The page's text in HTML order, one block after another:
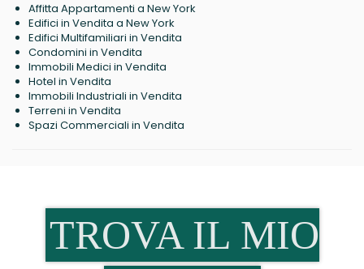
Affitta Appartamenti a New York
Edifici in Vendita a New York
Edifici Multifamiliari in Vendita
Condomini in Vendita
Immobili Medici in Vendita
Hotel in Vendita
Immobili Industriali in Vendita
Terreni in Vendita
Spazi Commerciali in Vendita
TROVA IL MIO